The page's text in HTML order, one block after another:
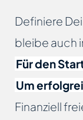
Definiere
bleibe auch
Für den
Um
Finanziell